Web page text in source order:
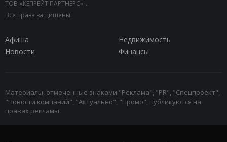
ТОВ «КЕПРЕЙТ ПАРТНЕРС»".
Все права защищены.
Афиша
Недвижимость
Новости
Финансы
Материалы, отмеченные знаками "Реклама", "PR", "Спецпроект",
"Новости компаний", "Актуально", "Промо", публикуются на
правах рекламы.